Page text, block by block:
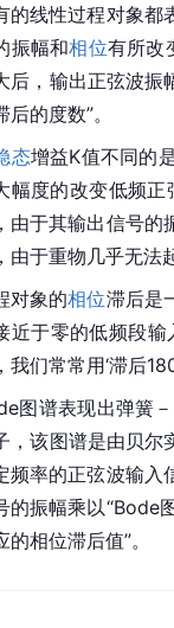
的线性过程对象都
振幅和相位有所改
后，输出正弦波振
后的度数”。
态增益K值不同的
幅度的改变低频
由于其输出信号的
由于重物几乎无法
对象的相位滞后是
近于零的低频段
我们常常用‘滞后
图谱表现出弹簧
，该图谱是由贝尔
频率的正弦波输入
的振幅乘以“Bode
的相位滞后值”。